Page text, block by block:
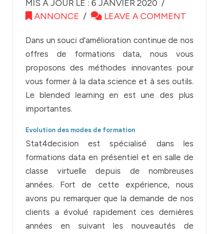
MIS À JOUR LE : 6 JANVIER 2020
ANNONCE
LEAVE A COMMENT
Dans un souci d’amélioration continue de nos
offres de formations data, nous vous
proposons des méthodes innovantes pour
vous former à la data science et à ses outils.
Le blended learning en est une des plus
importantes.
Evolution des modes de formation
Stat4decision est spécialisé dans les
formations data en présentiel et en salle de
classe virtuelle depuis de nombreuses
années. Fort de cette expérience, nous
avons pu remarquer que la demande de nos
clients a évolué rapidement ces dernières
années en suivant les nouveautés de